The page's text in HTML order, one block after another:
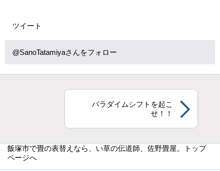
ツイート
@SanoTatamiyaさんをフォロー
パラダイムシフトを起こ
せ！！
飯塚市で畳の表替えなら
、い草の伝道師、佐野畳屋。トップ
ページへ